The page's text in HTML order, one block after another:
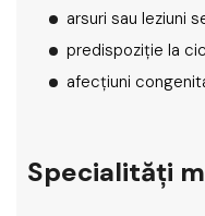
arsuri sau leziuni
predispoziție la
afecțiuni
Specialități